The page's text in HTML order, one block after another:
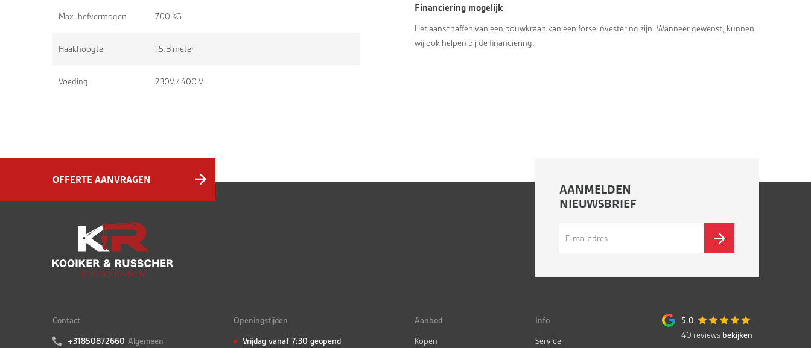
Max. hefvermogen 700 KG
Haakhoogte 15.8 meter
Voeding 230V / 400 V
Financiering mogelijk
Het aanschaffen van een bouwkraan kan een forse investering zijn. Wanneer gewenst, kunnen
wij ook helpen bij de financiering.
OFFERTE AANVRAGEN
AANMELDEN
NIEUWSBRIEF
Contact
+31850872660 Algemeen
Openingstijden
Vrijdag vanaf 7:30 geopend
Aanbod
Kopen
Info
Service
5.0
40 reviews bekijken